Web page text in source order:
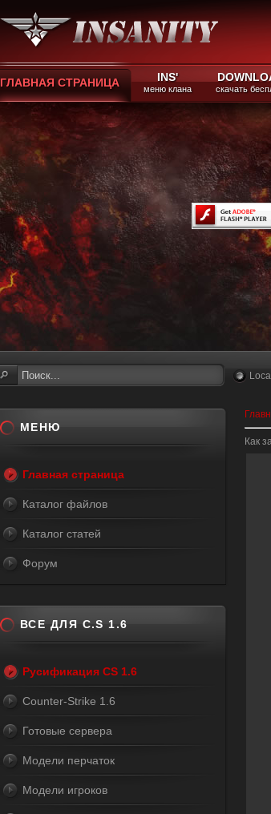
ГЛАВНАЯ СТРАНИЦА INS'
меню клана скачать
Local
Как
МЕНЮ
Главная страница
Каталог файлов
Каталог статей
Форум
ВСЕ ДЛЯ C.S 1.6
Русификация CS 1.6
Counter-Strike 1.6
Готовые сервера
Модели перчаток
Модели игроков